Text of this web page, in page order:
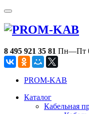
8 495 921 35 81 Пн—Пт
PROM-KAB
Каталог
Кабельная